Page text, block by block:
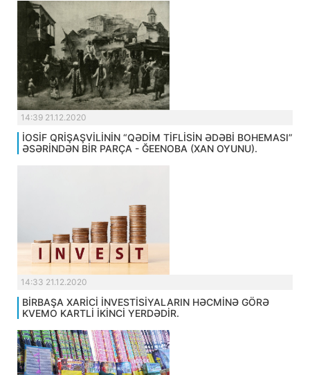
14:39 21.12.2020
İOSİF QRİŞAŞVİLİNİN “QƏDİM TİFLİSİN ƏDƏBİ BOHEMASI”
ƏSƏRİNDƏN BİR PARÇA - ĞEENOBA (XAN OYUNU).
14:33 21.12.2020
BİRBAŞA XARİCİ İNVESTİSİYALARIN HƏCMİNƏ GÖRƏ
KVEMO KARTLİ İKİNCİ YERDƏDİR.